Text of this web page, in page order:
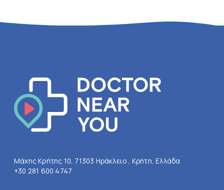
Μάχης Κρήτης 10, 71303 Ηράκλειο , Κρήτη, Ελλάδα
+30 281 600 4747